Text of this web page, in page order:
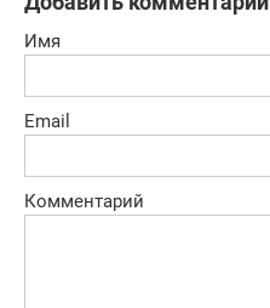
Имя
Email
Комментарий